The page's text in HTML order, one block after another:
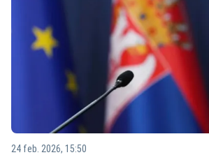
24 feb. 2026, 15:50